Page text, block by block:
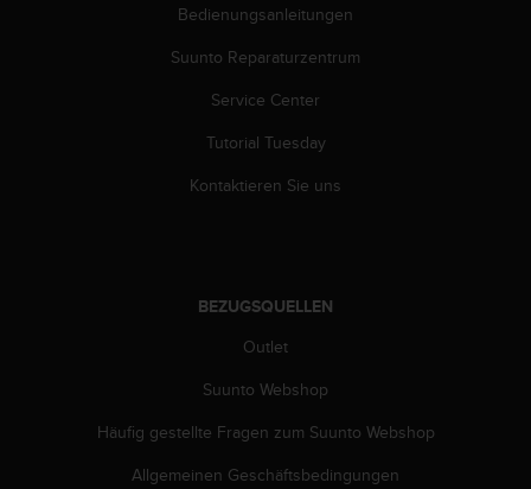
Bedienungsanleitungen
Suunto Reparaturzentrum
Service Center
Tutorial Tuesday
Kontaktieren Sie uns
BEZUGSQUELLEN
Outlet
Suunto Webshop
Häufig gestellte Fragen zum Suunto Webshop
Allgemeinen Geschäftsbedingungen